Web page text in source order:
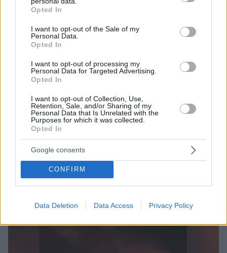
grant or deny consent to Google and its third-party tags to
use your data for below specified purposes in below Google
consent section.
Opted In
I want to opt-out of the Sale of my
Personal Data.
Opted In
I want to opt-out of processing my
Personal Data for Targeted Advertising.
Opted In
I want to opt-out of Collection, Use,
Retention, Sale, and/or Sharing of my
Personal Data that Is Unrelated with the
Purposes for which it was collected.
Opted In
Google consents
CONFIRM
Data Deletion Data Access Privacy Policy
Ελικόπτερο «πάρκαρε» στο Σαρακήνικο για να
κάνουν μπάνιο οι επιβάτες του, δείτε βίντεο
09.08.2026, 11:17